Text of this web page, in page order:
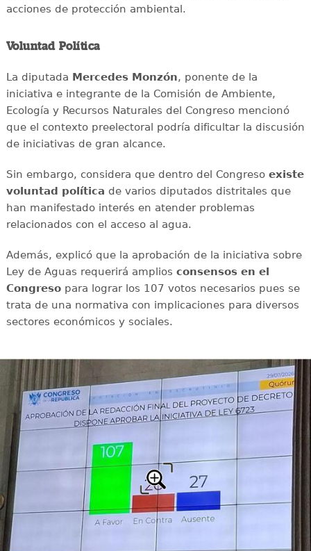
acciones de protección ambiental.
Voluntad Política
La diputada Mercedes Monzón, ponente de la
iniciativa e integrante de la Comisión de Ambiente,
Ecología y Recursos Naturales del Congreso mencionó
que el contexto preelectoral podría dificultar la discusión
de iniciativas de gran alcance.
Sin embargo, considera que dentro del Congreso existe
voluntad política de varios diputados distritales que
han manifestado interés en atender problemas
relacionados con el acceso al agua.
Además, explicó que la aprobación de la iniciativa sobre
Ley de Aguas requerirá amplios consensos en el
Congresopara lograr los 107 votos necesarios pues se
trata de una normativa con implicaciones para diversos
sectores económicos y sociales.